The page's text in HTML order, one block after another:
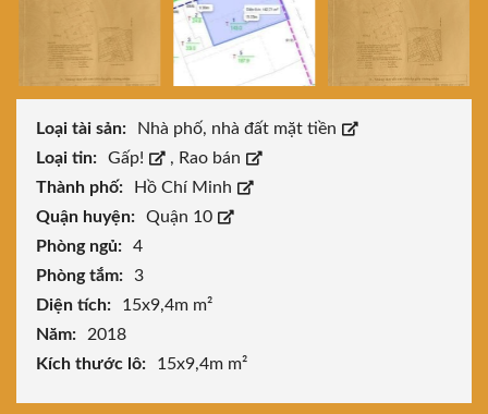
Loại tài sản:
Nhà phố, nhà đất mặt tiền
Loại tin:
Gấp! , Rao bán
Thành phố:
Hồ Chí Minh
Quận huyện:
Quận 10
Phòng ngủ:
4
Phòng tắm:
3
Diện tích:
15x9,4m m²
Năm:
2018
Kích thước lô:
15x9,4m m²